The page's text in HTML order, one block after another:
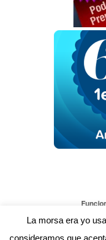
La morsa era yo
consideramos que